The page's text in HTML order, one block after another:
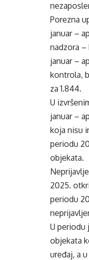
Porezna
januar –
nadzora
januar –
kontrola,
za 1.844.
U
januar –
koja nisu
periodu
objekata.
2025.
periodu
U periodu
objekata
uređaj, a